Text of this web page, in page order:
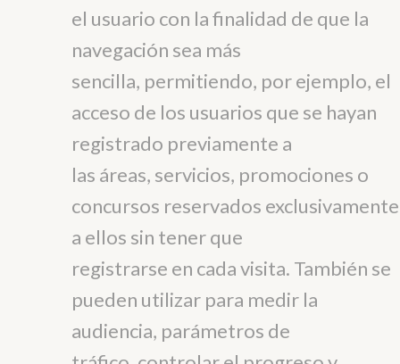
el usuario con la finalidad de que la
navegación sea más
sencilla, permitiendo, por ejemplo, el
acceso de los usuarios que se hayan
registrado previamente a
las áreas, servicios, promociones o
concursos reservados exclusivamente
a ellos sin tener que
registrarse en cada visita. También se
pueden utilizar para medir la
audiencia, parámetros de